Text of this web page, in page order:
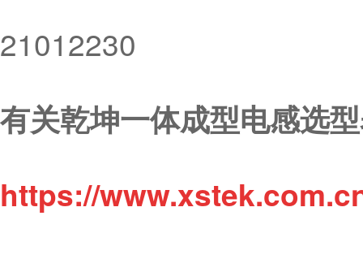
21012230
有关乾坤一体成型电感选
https://